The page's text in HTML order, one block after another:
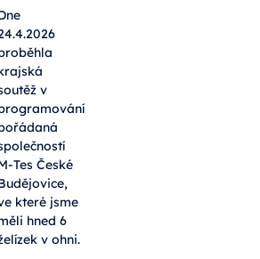
v
Tes České
které jsme
hned 6
v ohni.